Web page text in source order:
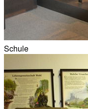
Schule